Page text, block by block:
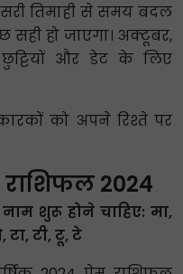
तिमाही से समय बदल
हो जाएगा। अक्टूबर,
और डेट के लिए
को अपने रिश्ते पर
राशिफल 2024
शुरू होने चाहिए: मा,
टा, टी, टू, टे